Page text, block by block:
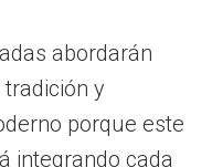
abordarán
y
porque este
integrando cada